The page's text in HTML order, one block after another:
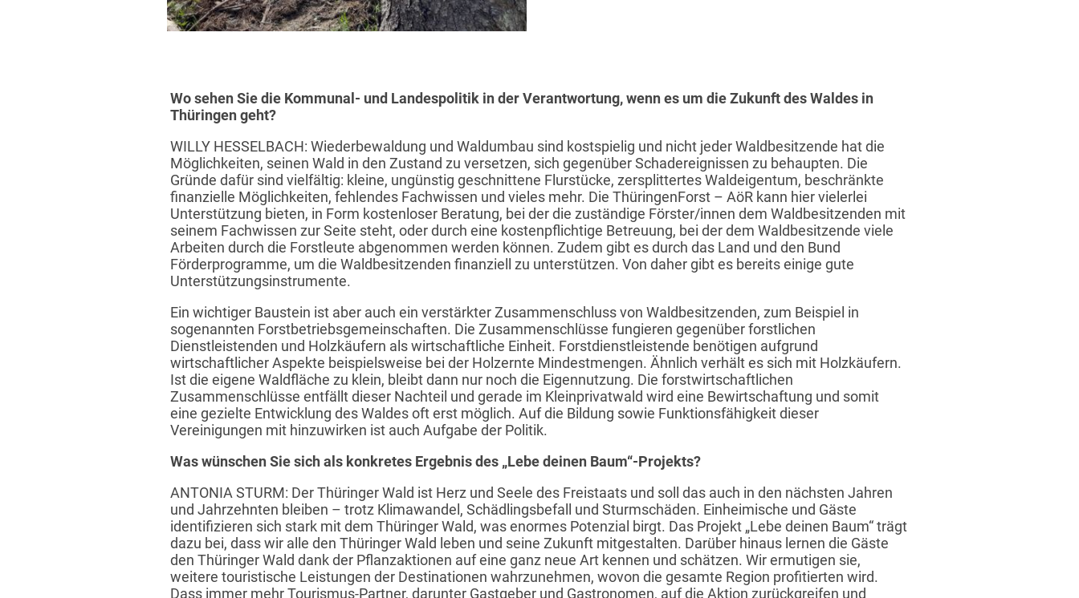
Wo sehen Sie die Kommunal- und Landespolitik in der Verantwortung, wenn es um die Zukunft des Waldes in
Thüringen geht?
WILLY HESSELBACH: Wiederbewaldung und Waldumbau sind kostspielig und nicht jeder Waldbesitzende hat die
Möglichkeiten, seinen Wald in den Zustand zu versetzen, sich gegenüber Schadereignissen zu behaupten. Die
Gründe dafür sind vielfältig: kleine, ungünstig geschnittene Flurstücke, zersplittertes Waldeigentum, beschränkte
finanzielle Möglichkeiten, fehlendes Fachwissen und vieles mehr. Die ThüringenForst – AöR kann hier vielerlei
Unterstützung bieten, in Form kostenloser Beratung, bei der die zuständige Förster/innen dem Waldbesitzenden mit
seinem Fachwissen zur Seite steht, oder durch eine kostenpflichtige Betreuung, bei der dem Waldbesitzende viele
Arbeiten durch die Forstleute abgenommen werden können. Zudem gibt es durch das Land und den Bund
Förderprogramme, um die Waldbesitzenden finanziell zu unterstützen. Von daher gibt es bereits einige gute
Unterstützungsinstrumente.
Ein wichtiger Baustein ist aber auch ein verstärkter Zusammenschluss von Waldbesitzenden, zum Beispiel in
sogenannten Forstbetriebsgemeinschaften. Die Zusammenschlüsse fungieren gegenüber forstlichen
Dienstleistenden und Holzkäufern als wirtschaftliche Einheit. Forstdienstleistende benötigen aufgrund
wirtschaftlicher Aspekte beispielsweise bei der Holzernte Mindestmengen. Ähnlich verhält es sich mit Holzkäufern.
Ist die eigene Waldfläche zu klein, bleibt dann nur noch die Eigennutzung. Die forstwirtschaftlichen
Zusammenschlüsse entfällt dieser Nachteil und gerade im Kleinprivatwald wird eine Bewirtschaftung und somit
eine gezielte Entwicklung des Waldes oft erst möglich. Auf die Bildung sowie Funktionsfähigkeit dieser
Vereinigungen mit hinzuwirken ist auch Aufgabe der Politik.
Was wünschen Sie sich als konkretes Ergebnis des „Lebe deinen Baum“-Projekts?
ANTONIA STURM: Der Thüringer Wald ist Herz und Seele des Freistaats und soll das auch in den nächsten Jahren
und Jahrzehnten bleiben – trotz Klimawandel, Schädlingsbefall und Sturmschäden. Einheimische und Gäste
identifizieren sich stark mit dem Thüringer Wald, was enormes Potenzial birgt. Das Projekt „Lebe deinen Baum“ trägt
dazu bei, dass wir alle den Thüringer Wald leben und seine Zukunft mitgestalten. Darüber hinaus lernen die Gäste
den Thüringer Wald dank der Pflanzaktionen auf eine ganz neue Art kennen und schätzen. Wir ermutigen sie,
weitere touristische Leistungen der Destinationen wahrzunehmen, wovon die gesamte Region profitierten wird.
Dass immer mehr Tourismus-Partner, darunter Gastgeber und Gastronomen, auf die Aktion zurückgreifen und